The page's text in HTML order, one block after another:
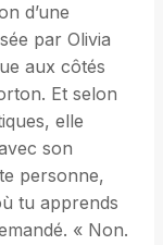
d’une
par Olivia
aux côtés
Et selon
elle
son
personne,
tu apprends
« Non.